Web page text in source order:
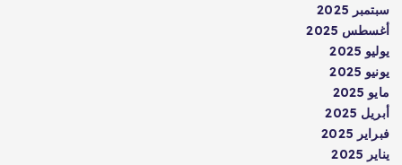
سبتمبر 2025
أغسطس 2025
يوليو 2025
يونيو 2025
مايو 2025
أبريل 2025
فبراير 2025
يناير 2025